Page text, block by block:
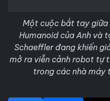
Một cuộc bắt tay
Humanoid của Anh và
Schaeffler đang khiến
mở ra viễn cảnh robot tự
trong các nhà máy